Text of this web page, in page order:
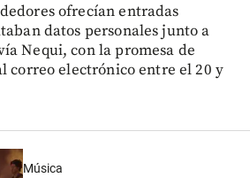
ofrecían entradas
datos personales junto a
Nequi, con la promesa de
correo electrónico entre el 20 y
Música